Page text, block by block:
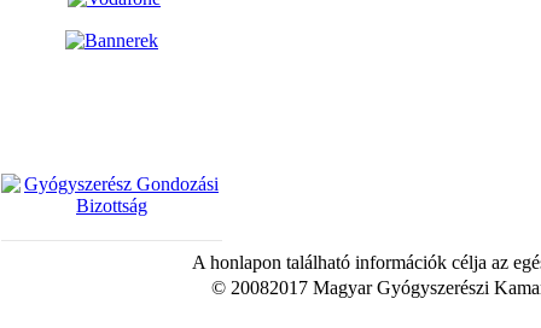
A honlapon található információk célja az
© 20082017 Magyar Gyógyszerészi